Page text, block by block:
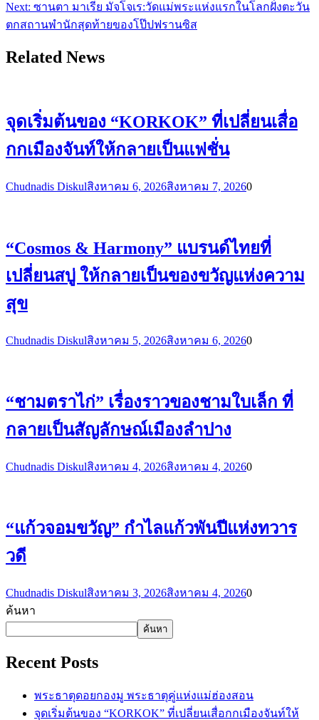
Next: ซานตา มาเรีย มัจโจเร:วัดแม่พระแห่งแรกในโลกฝั่งตะวัน
ตกสถานพำนักสุดท้ายของโป๊ปฟรานซิส
Related News
จุดเริ่มต้นของ “KORKOK” ที่เปลี่ยนเสื่อ
กกเมืองจันท์ให้กลายเป็นแฟชั่น
Chudnadis Diskulสิงหาคม 6, 2026สิงหาคม 7, 20260
“Cosmos & Harmony” แบรนด์ไทยที่
เปลี่ยนสบู่ ให้กลายเป็นของขวัญแห่งความ
สุข
Chudnadis Diskulสิงหาคม 5, 2026สิงหาคม 6, 20260
“ชามตราไก่” เรื่องราวของชามใบเล็ก ที่
กลายเป็นสัญลักษณ์เมืองลำปาง
Chudnadis Diskulสิงหาคม 4, 2026สิงหาคม 4, 20260
“แก้วจอมขวัญ” กำไลแก้วพันปีแห่งทวาร
วดี
Chudnadis Diskulสิงหาคม 3, 2026สิงหาคม 4, 20260
ค้นหา
ค้นหา
Recent Posts
พระธาตุดอยกองมู พระธาตุคู่แห่งแม่ฮ่องสอน
จุดเริ่มต้นของ “KORKOK” ที่เปลี่ยนเสื่อกกเมืองจันท์ให้